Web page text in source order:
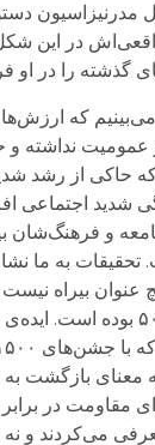
مدرنیزاسیون
در این شکل
گذشته را در او
می‌بینیم که
نداشته و
شدید اجتماعی
و فرهنگ‌شان
به ما
بیراه
خویشتن» در شکل‌های متنوعِ عرضه شده‌ی آن از دفتر
بازگشت به
مقاومت در
می‌کردند و نه